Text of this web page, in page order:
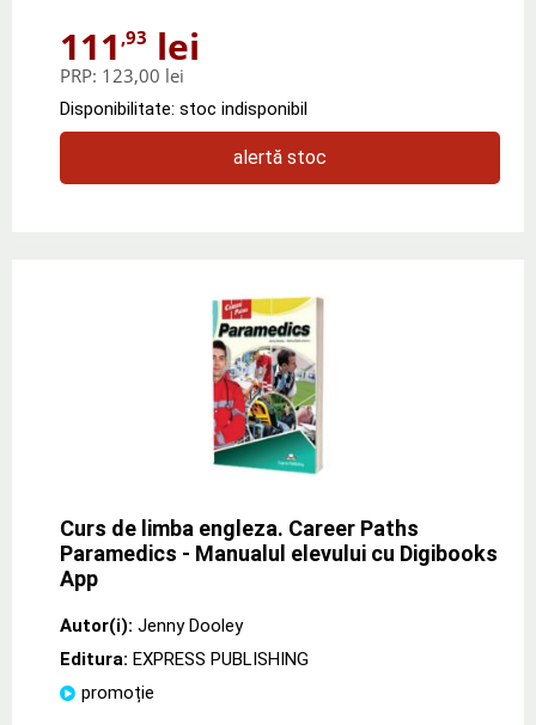
111 ,93 lei
PRP: 123,00 lei
Disponibilitate: stoc indisponibil
alertă stoc
Curs de limba engleza. Career Paths
Paramedics - Manualul elevului cu Digibooks
App
Autor(i): Jenny Dooley
Editura: EXPRESS PUBLISHING
promoție